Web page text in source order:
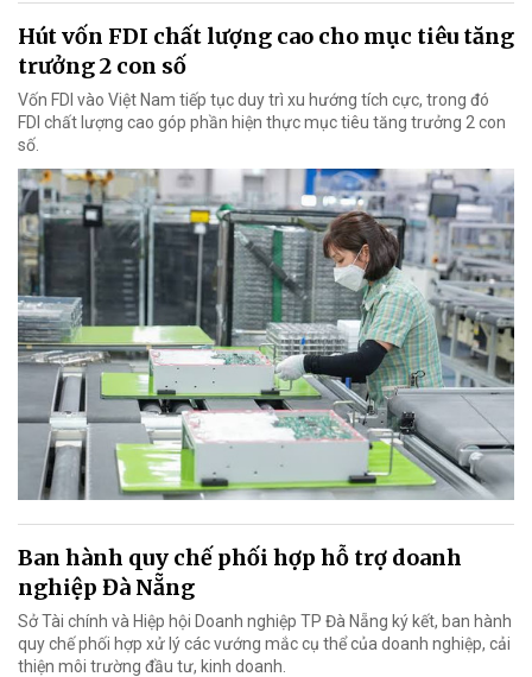
Hút vốn FDI chất lượng cao cho mục tiêu tăng
trưởng 2 con số
Vốn FDI vào Việt Nam tiếp tục duy trì xu hướng tích cực, trong đó
FDI chất lượng cao góp phần hiện thực mục tiêu tăng trưởng 2 con
số.
Ban hành quy chế phối hợp hỗ trợ doanh
nghiệp Đà Nẵng
Sở Tài chính và Hiệp hội Doanh nghiệp TP Đà Nẵng ký kết, ban hành
quy chế phối hợp xử lý các vướng mắc cụ thể của doanh nghiệp, cải
thiện môi trường đầu tư, kinh doanh.